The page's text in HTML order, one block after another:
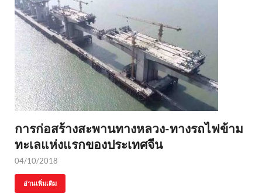
การก่อสร้างสะพานทางหลวง-ทางรถไฟข้าม
ทะเลแห่งแรกของประเทศจีน
04/10/2018
อ่านเพิ่มเติม